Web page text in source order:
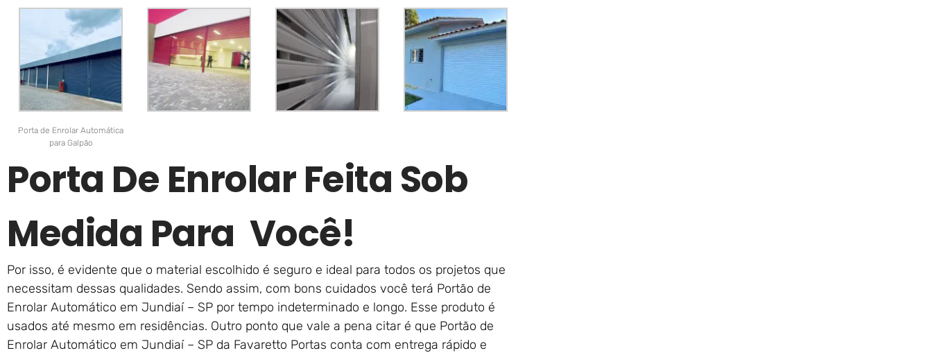
Porta de Enrolar Automática
para Galpão
Porta De Enrolar Feita Sob
Medida Para Você!
Por isso, é evidente que o material escolhido é seguro e ideal para todos os projetos que
necessitam dessas qualidades. Sendo assim, com bons cuidados você terá Portão de
Enrolar Automático em Jundiaí – SP por tempo indeterminado e longo. Esse produto é
usados até mesmo em residências. Outro ponto que vale a pena citar é que Portão de
Enrolar Automático em Jundiaí – SP da Favaretto Portas conta com entrega rápido e